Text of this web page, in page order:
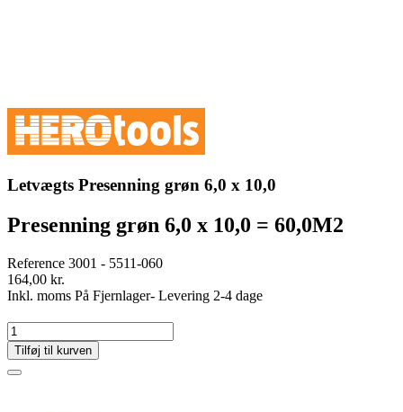
Letvægts Presenning grøn 6,0 x 10,0
Presenning grøn 6,0 x 10,0 = 60,0M2
Reference 3001 - 5511-060
164,00 kr.
Inkl. moms På Fjernlager- Levering 2-4 dage
Tilføj til kurven